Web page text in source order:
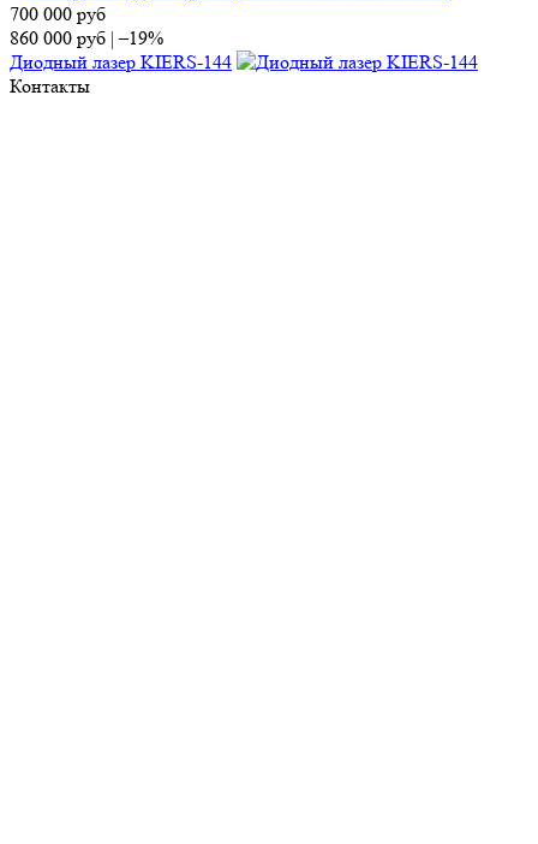
700 000 руб
860 000 руб |–19%
Диодный лазер KIERS-144
Контакты